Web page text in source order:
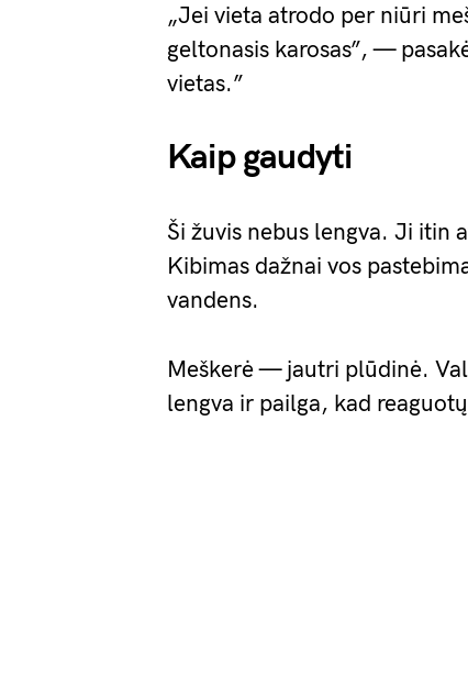
„Jei vieta atrodo per niūri
geltonasis karosas”, —
vietas.”
Kaip gaudyti
Ši žuvis nebus lengva. Ji itin
Kibimas dažnai vos
vandens.
Meškerė — jautri plūdinė.
lengva ir pailga, kad